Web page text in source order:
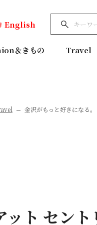
English
＆きもの Travel
金沢がもっと好きになる
ト セン